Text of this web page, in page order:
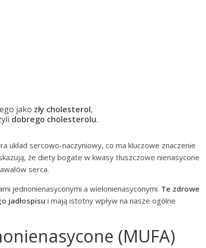
jako zły cholesterol,
dobrego cholesterolu.
układ sercowo-naczyniowy, co ma kluczowe znaczenie
że diety bogate w kwasy tłuszczowe nienasycone
serca.
jednonienasyconymi a wielonienasyconymi. Te zdrowe
jadłospisu i mają istotny wpływ na nasze ogólne
(MUFA)